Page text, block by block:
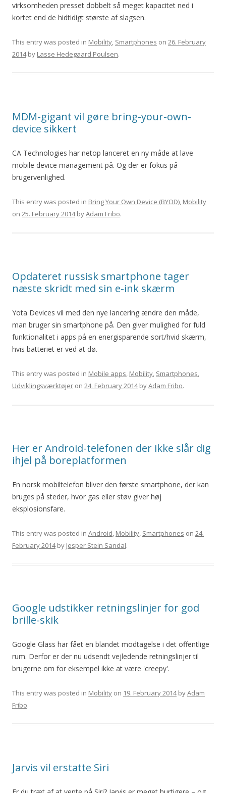
virksomheden presset dobbelt så meget kapacitet ned i
kortet end de hidtidigt største af slagsen.
This entry was posted in Mobility, Smartphones on 26. February
2014by Lasse Hedegaard Poulsen.
MDM-gigant vil gøre bring-your-own-
device sikkert
CA Technologies har netop lanceret en ny måde at lave
mobile device management på. Og der er fokus på
brugervenlighed.
This entry was posted in Bring Your Own Device (BYOD), Mobility
on 25. February 2014byAdam Fribo.
Opdateret russisk smartphone tager
næste skridt med sin e-ink skærm
Yota Devices vil med den nye lancering ændre den måde,
man bruger sin smartphone på. Den giver mulighed for fuld
funktionalitet i apps på en energisparende sort/hvid skærm,
hvis batteriet er ved at dø.
This entry was posted in Mobile apps, Mobility, Smartphones,
Udviklingsværktøjer on 24. February 2014byAdam Fribo.
Her er Android-telefonen der ikke slår dig
ihjel på boreplatformen
En norsk mobiltelefon bliver den første smartphone, der kan
bruges på steder, hvor gas eller støv giver høj
eksplosionsfare.
This entry was posted in Android, Mobility, Smartphones on 24.
February 2014by Jesper Stein Sandal.
Google udstikker retningslinjer for god
brille-skik
Google Glass har fået en blandet modtagelse i det offentlige
rum. Derfor er der nu udsendt vejledende retningslinjer til
brugerne om for eksempel ikke at være 'creepy'.
This entry was posted in Mobility on 19. February 2014byAdam
Fribo.
Jarvis vil erstatte Siri